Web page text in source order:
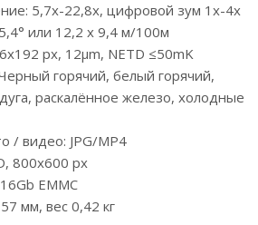
5,7х-22,8х, цифровой зум 1х-4х
или 12,2 х 9,4 м/100м
рх, 12μm, NETD ≤50mK
горячий, белый горячий,
раскалённое железо, холодные
/ видео: JPG/MP4
800х600 px
EMMC
мм, вес 0,42 кг